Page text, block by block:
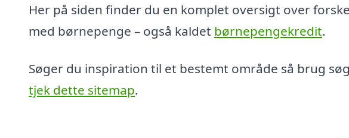
Her på siden finder du en komplet oversigt over
med børnepenge – også kaldet børnepengekredit.
Søger du inspiration til et bestemt område så brug
tjek dette sitemap.